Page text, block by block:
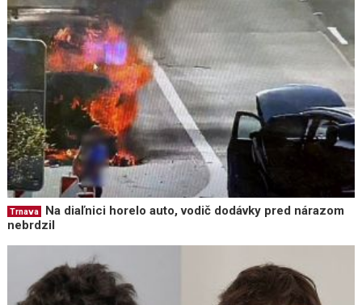
Trnava
Na diaľnici horelo auto, vodič dodávky pred nárazom
nebrdzil